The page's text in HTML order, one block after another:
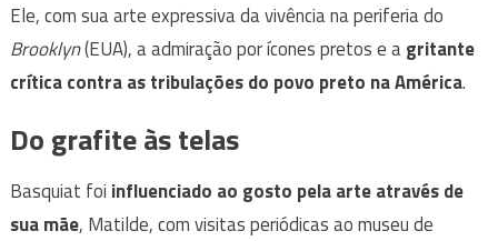
Ele, com sua arte expressiva da vivência na periferia do
Brooklyn(EUA), a admiração por ícones pretos e agritante
crítica contra as tribulações do povo preto na América.
Do grafite às telas
Basquiat foi influenciado ao gosto pela arte através de
sua mãe, Matilde, com visitas periódicas ao museu de